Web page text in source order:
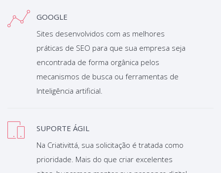
GOOGLE
Sites desenvolvidos com as melhores
práticas de SEO para que sua empresa seja
encontrada de forma orgânica pelos
mecanismos de busca ou ferramentas de
Inteligência artificial.
SUPORTE ÁGIL
Na Criativittá, sua solicitação é tratada como
prioridade. Mais do que criar excelentes